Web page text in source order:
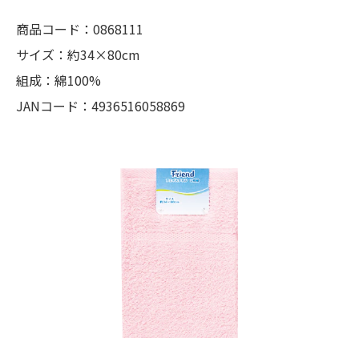
商品コード：0868111
サイズ：約34×80cm
組成：綿100%
JANコード：4936516058869